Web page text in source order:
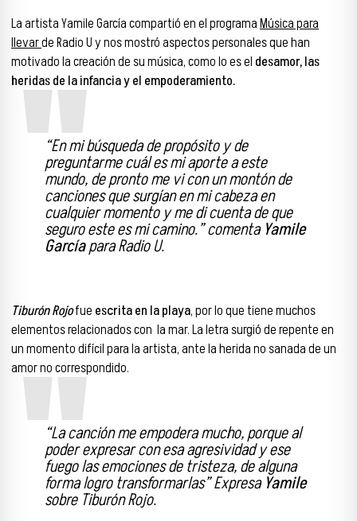
La artista Yamile García compartió en el programaMúsica para
llevarde Radio U y nos mostró aspectos personales que han
motivado la creación de su música, como lo es el desamor, las
heridas de la infancia y el empoderamiento.
“En mi búsqueda de propósito y de
preguntarme cuál es mi aporte a este
mundo, de pronto me vi con un montón de
canciones que surgían en mi cabeza en
cualquier momento y me di cuenta de que
seguro este es mi camino.” comenta Yamile
Garcíapara Radio U.
Tiburón Rojofue escrita en la playa, por lo que tiene muchos
elementos relacionados con la mar. La letra surgió de repente en
un momento difícil para la artista, ante la herida no sanada de un
amor no correspondido.
“La canción me empodera mucho, porque al
poder expresar con esa agresividad y ese
fuego las emociones de tristeza, de alguna
forma logro transformarlas” Expresa Yamile
sobre Tiburón Rojo.